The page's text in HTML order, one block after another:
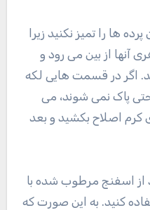
ها را تمیز نکنید زیرا
آنها از بین می رود و
اگر در قسمت هایی لکه
پاک نمی شوند، می
کرم اصلاح بکشید و بعد
از اسفنج مرطوب شده با
کنید. به این صورت که